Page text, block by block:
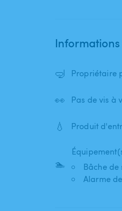
🤿 Propriétaire
👀 Pas de vis à
💧 Produit
🏊
Bâche de
Alarme